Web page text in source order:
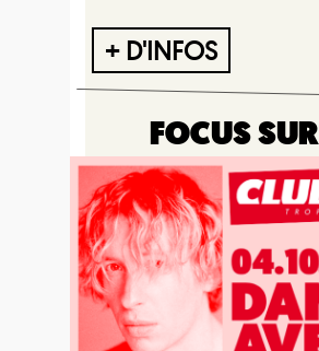
+ D'INFOS
FOCUS SUR